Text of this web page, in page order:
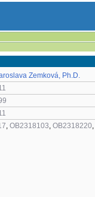
Zemková, Ph.D.
, OB2318103, OB2318220,